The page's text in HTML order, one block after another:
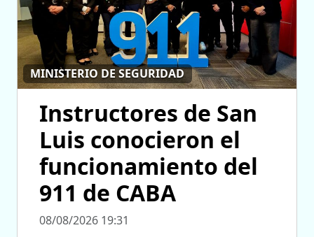
MINISTERIO DE SEGURIDAD
Instructores de San
Luis conocieron el
funcionamiento del
911 de CABA
08/08/2026 19:31